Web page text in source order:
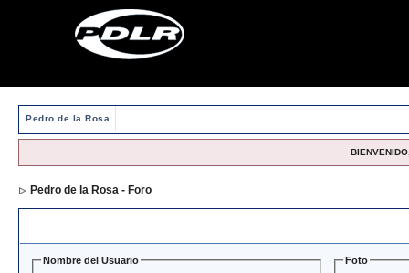
Pedro de la Rosa
Pedro de la Rosa - Foro
Nombre del Usuario
Foto